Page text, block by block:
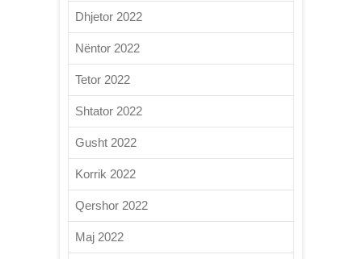
Dhjetor 2022
Nëntor 2022
Tetor 2022
Shtator 2022
Gusht 2022
Korrik 2022
Qershor 2022
Maj 2022